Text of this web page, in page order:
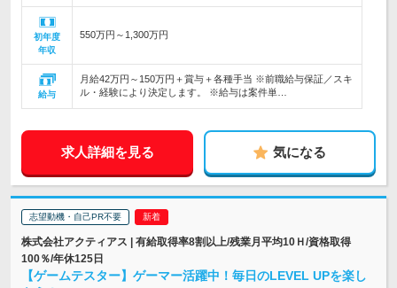
初年度
年収
550万円～1,300万円
給与
月給42万円～150万円＋賞与＋各種手当 ※前職給与保証／スキ
ル・経験により決定します。 ※給与は案件単…
求人詳細を見る 気になる
志望動機・自己PR不要
株式会社アクティアス | 有給取得率8割以上/残業月平均10Ｈ/資格取得
100％/年休125日
【ゲームテスター】ゲーマー活躍中！毎日のLEVEL UPを楽し